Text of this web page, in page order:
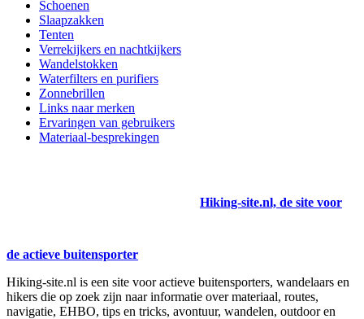
Schoenen
Slaapzakken
Tenten
Verrekijkers en nachtkijkers
Wandelstokken
Waterfilters en purifiers
Zonnebrillen
Links naar merken
Ervaringen van gebruikers
Materiaal-besprekingen
Hiking-site.nl, de site voor
de actieve buitensporter
Hiking-site.nl is een site voor actieve buitensporters, wandelaars en
hikers die op zoek zijn naar informatie over materiaal, routes,
navigatie, EHBO, tips en tricks, avontuur, wandelen, outdoor en